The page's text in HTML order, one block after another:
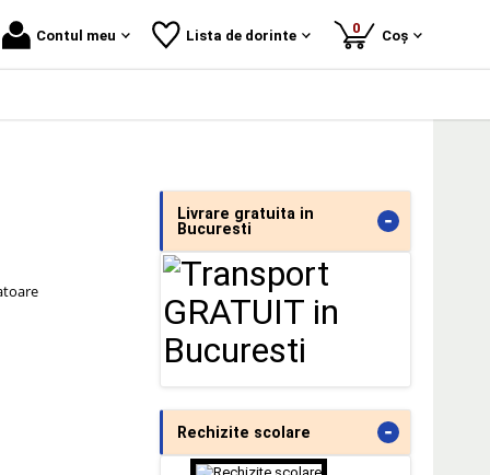
Contul meu Lista de dorinte 0produse
Coș
Livrare gratuita in
Bucuresti
-
Rechizite scolare -